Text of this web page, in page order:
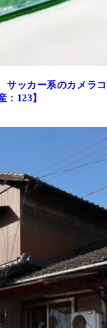
ッカー系のカメラコ
123】